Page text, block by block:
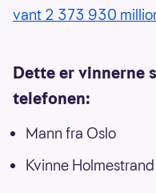
vant 2 373 930
Dette er vinnerne
telefonen:
Mann fra Oslo
Kvinne